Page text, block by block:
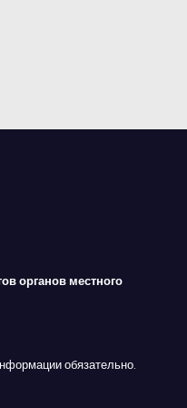
органов местного
обязательно.